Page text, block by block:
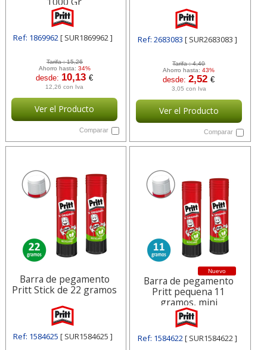
Ref: 1869962[ SUR1869962 ]
Tarifa :15,26
Ahorro hasta: 34%
desde: 10,13€
12,26 con Iva
Ver el Producto
Comparar
Ref: 2683083 [ SUR2683083 ]
Tarifa :4,40
Ahorro hasta:43%
desde:2,52€
3,05 con Iva
Ver el Producto
Comparar
Barra de pegamento
Pritt Stick de 22 gramos
Ref: 1584625[ SUR1584625 ]
Nuevo
Barra de pegamento
Pritt pequena 11
gramos, mini
Ref: 1584622[ SUR1584622 ]